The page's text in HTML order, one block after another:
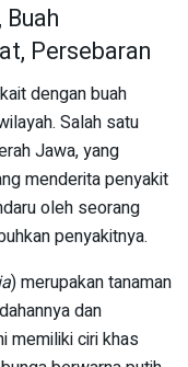
Persebaran
dengan buah
Salah satu
Jawa, yang
menderita penyakit
oleh seorang
penyakitnya.
) merupakan tanaman
dan
memiliki ciri khas